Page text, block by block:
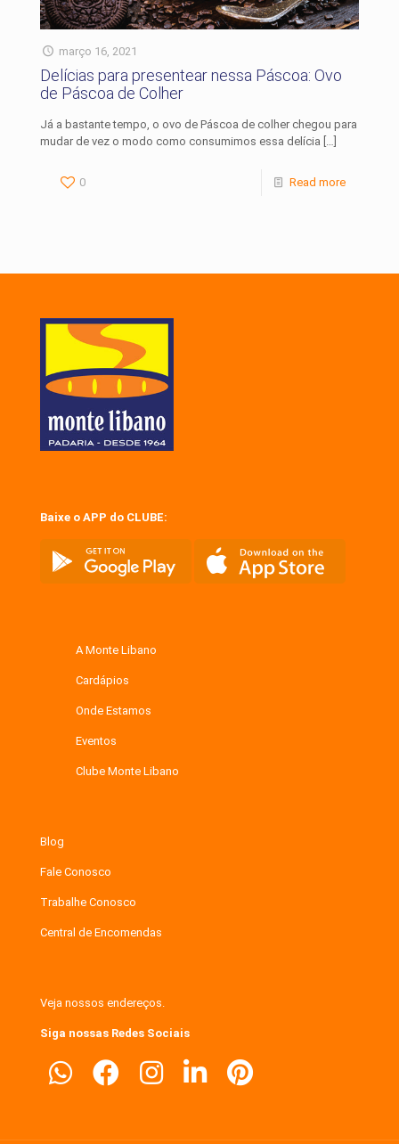
março 16, 2021
Delícias para presentear nessa Páscoa: Ovo
de Páscoa de Colher
Já a bastante tempo, o ovo de Páscoa de colher chegou para
mudar de vez o modo como consumimos essa delícia
0 Read more
Baixe o APP do CLUBE:
A Monte Libano
Cardápios
Onde Estamos
Eventos
Clube Monte Libano
Blog
Fale Conosco
Trabalhe Conosco
Central de Encomendas
Veja nossos endereços.
Siga nossas Redes Sociais